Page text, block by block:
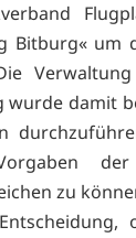
Bitburg« um
wurde damit
der
zu